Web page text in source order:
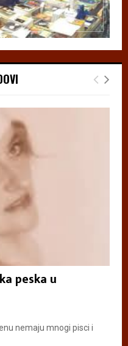
peska u
nemaju mnogi pisci i